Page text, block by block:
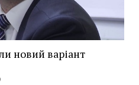
новий варіант